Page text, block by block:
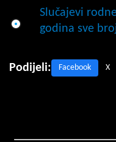
Slučajevi
godina sve
Podijeli: Facebook X